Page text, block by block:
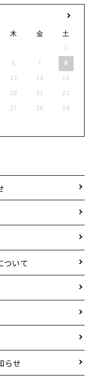
木 金 土
1
6 7 8
13 14 15
20 21 22
27 28 29
ついて
らせ